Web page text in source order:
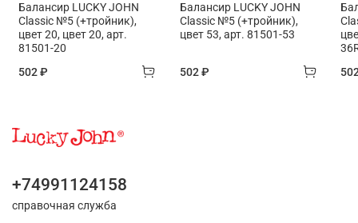
Балансир LUCKY JOHN
Classic №5 (+тройник),
цвет 20, цвет 20, арт.
81501-20
502 ₽
Балансир LUCKY JOHN
Classic №5 (+тройник),
цвет 53, арт. 81501-53
502 ₽
+74991124158
справочная служба